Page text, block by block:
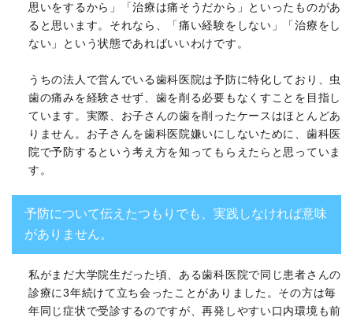
思いをするから」「治療は痛そうだから」といったものがあ
ると思います。それなら、「痛い経験をしない」「治療をし
ない」という状態であればいいわけです。
うちの法人で営んでいる歯科医院は予防に特化しており、虫
歯の痛みを経験させず、歯を削る必要もなくすことを目指し
ています。実際、お子さんの歯を削ったケースはほとんどあ
りません。お子さんを歯科医院嫌いにしないために、歯科医
院で予防するという考え方を知ってもらえたらと思っていま
す。
予防について伝えたつもりでも、実践しなければ意味
がありません。
私がまだ大学院生だった頃、ある歯科医院で同じ患者さんの
診療に3年続けて立ち会ったことがありました。その方は毎
年同じ症状で受診するのですが、再発しやすい口内環境も前